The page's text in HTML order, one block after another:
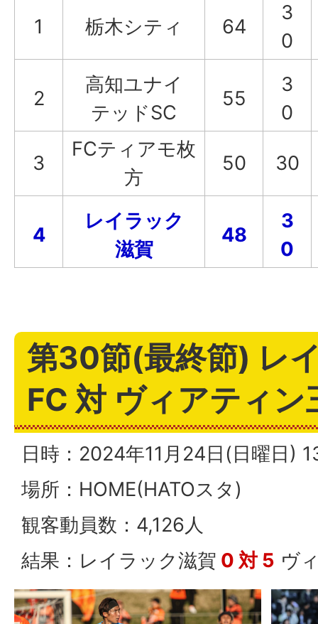
1 栃木シティ 64
3
0
2
高知ユナイ
テッドSC
55
3
0
3
FCティアモ枚
方
50 30
4
レイラック
滋賀
48
3
0
第30節(最終節) レ
FC 対 ヴィアティン
日時：2024年11月24日(日曜日)
場所：HOME(HATOスタ)
観客動員数：4,126人
結果：レイラック滋賀 0 対 5 ヴ